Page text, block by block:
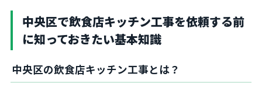
中央区で飲食店キッチン工事を依頼する前
に知っておきたい基本知識
中央区の飲食店キッチン工事とは？